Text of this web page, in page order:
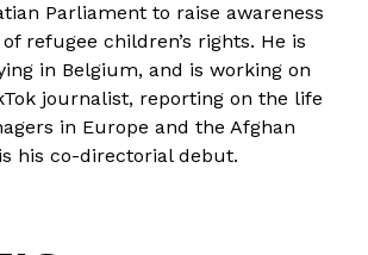
Parliament to raise awareness
refugee children’s rights. He is
in Belgium, and is working on
journalist, reporting on the life
in Europe and the Afghan
his co-directorial debut.